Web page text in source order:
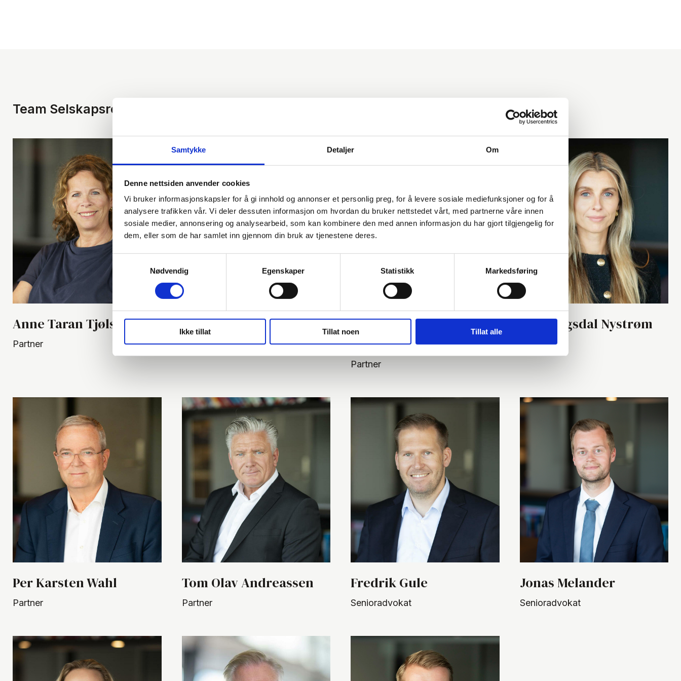
Samtykke Detaljer Om
Denne nettsiden anvender cookies
Vi bruker informasjonskapsler for å gi innhold og annonser et personlig preg, for å levere sosiale mediefunksjoner og for å
analysere trafikken vår. Vi deler dessuten informasjon om hvordan du bruker nettstedet vårt, med partnerne våre innen
sosiale medier, annonsering og analysearbeid, som kan kombinere den med annen informasjon du har gjort tilgjengelig for
dem, eller som de har samlet inn gjennom din bruk av tjenestene deres.
Nødvendig
Egenskaper Statistikk Markedsføring
Ikke tillat Tillat noen Tillat alle
Team Selskapsrett
Anne Taran Tjølsen
Partner
Christer Tryti-Almquist
Partner
Inger Marie Bodin
Åkvåg
Partner
Kine Yngsdal Nystrøm
Partner
Per Karsten Wahl
Partner
Tom Olav Andreassen
Partner
Fredrik Gule
Senioradvokat
Jonas Melander
Senioradvokat